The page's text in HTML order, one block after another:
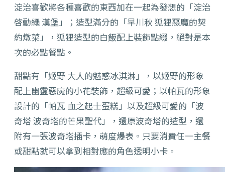
淀治喜歡將各種喜歡的東西加在一起為發想的「淀治
啓動繩 漢堡」；造型滿分的「早川秋 狐狸惡魔的契
約燉菜」，狐狸造型的白飯配上裝飾點綴，絕對是本
次的必點餐點。
甜點有「姬野 大人的魅惑冰淇淋」，以姬野的形象
配上幽靈惡魔的小花裝飾，超級可愛；以帕瓦的形象
設計的「帕瓦 血之起士蛋糕」以及超級可愛的「波
奇塔 波奇塔的芒果聖代」，還原波奇塔的造型，還
附有一張波奇塔插卡，萌度爆表。只要消費任一主餐
或甜點就可以拿到相對應的角色透明小卡。